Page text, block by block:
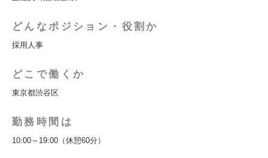
どんなポジション・役割か
採用人事
どこで働くか
東京都渋谷区
勤務時間は
10:00～19:00（休憩60分）